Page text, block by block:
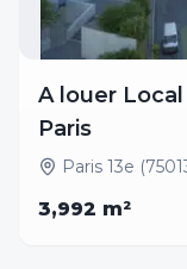
A louer
Paris
Paris 13e
3,992 m²